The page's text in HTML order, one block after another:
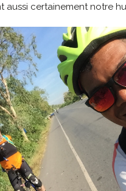
aussi certainement notre